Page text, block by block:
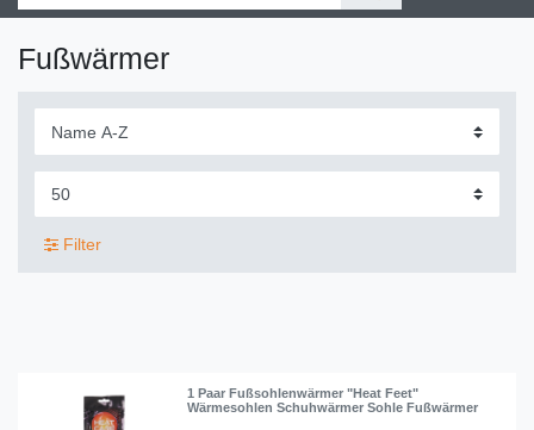
Fußwärmer
Filter
1 Paar Fußsohlenwärmer "Heat Feet"
Wärmesohlen Schuhwärmer Sohle Fußwärmer